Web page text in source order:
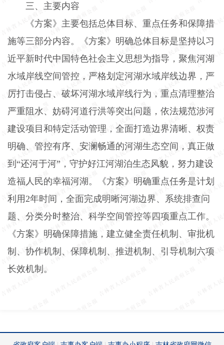
三、主要内容
《方案》主要包括总体目标、重点任务和保障措
施等三部分内容。《方案》明确总体目标是坚持以习
近平新时代中国特色社会主义思想为指导，聚焦河湖
水域岸线空间管控，严格划定河湖水域岸线边界，严
厉打击侵占、破坏河湖水域岸线行为，重点清理整治
严重阻水、妨碍河道行洪等突出问题，依法规范涉河
建设项目和特定活动管理，全面打造边界清晰、权责
明确、管控有序、安澜畅通的河湖生态空间，真正做
到“还河于河”，守护好江河湖泊生态风貌，努力建设
造福人民的幸福河湖。《方案》明确重点任务是计划
利用 2年时间，全面完成明晰河湖边界、系统排查问
题、分类分时整治、科学空间管控等四项重点工作。
《方案》明确保障措施，建立健全责任机制、审批机
制、协作机制、保障机制、推进机制、引导机制六项
长效机制。